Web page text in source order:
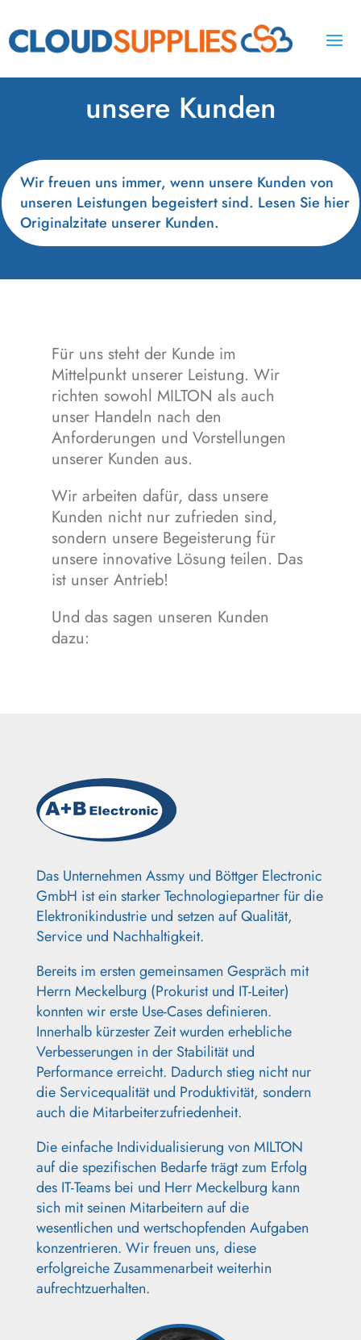
unsere Kunden
Wir freuen uns immer, wenn unsere Kunden von
unseren Leistungen begeistert sind. Lesen Sie hier
Originalzitate unserer Kunden.
Für uns steht der Kunde im
Mittelpunkt unserer Leistung. Wir
richten sowohl MILTON als auch
unser Handeln nach den
Anforderungen und Vorstellungen
unserer Kunden aus.
Wir arbeiten dafür, dass unsere
Kunden nicht nur zufrieden sind,
sondern unsere Begeisterung für
unsere innovative Lösung teilen. Das
ist unser Antrieb!
Und das sagen unseren Kunden
dazu:
Das Unternehmen Assmy und Böttger Electronic
GmbH ist ein starker Technologiepartner für die
Elektronikindustrie und setzen auf Qualität,
Service und Nachhaltigkeit.
Bereits im ersten gemeinsamen Gespräch mit
Herrn Meckelburg (Prokurist und IT-Leiter)
konnten wir erste Use-Cases definieren.
Innerhalb kürzester Zeit wurden erhebliche
Verbesserungen in der Stabilität und
Performance erreicht. Dadurch stieg nicht nur
die Servicequalität und Produktivität, sondern
auch die Mitarbeiterzufriedenheit.
Die einfache Individualisierung von MILTON
auf die spezifischen Bedarfe trägt zum Erfolg
des IT-Teams bei und Herr Meckelburg kann
sich mit seinen Mitarbeitern auf die
wesentlichen und wertschopfenden Aufgaben
konzentrieren. Wir freuen uns, diese
erfolgreiche Zusammenarbeit weiterhin
aufrechtzuerhalten.